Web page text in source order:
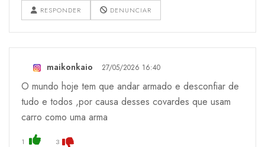
RESPONDER DENUNCIAR
maikonkaio 27/05/2026 16:40
O mundo hoje tem que andar armado e desconfiar de
tudo e todos ,por causa desses covardes que usam
carro como uma arma
1 3